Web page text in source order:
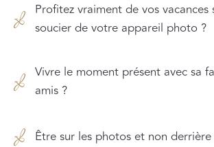
Profitez vraiment de vos vacances
soucier de votre appareil photo ?
Vivre le moment présent avec sa
amis ?
Être sur les photos et non derrière